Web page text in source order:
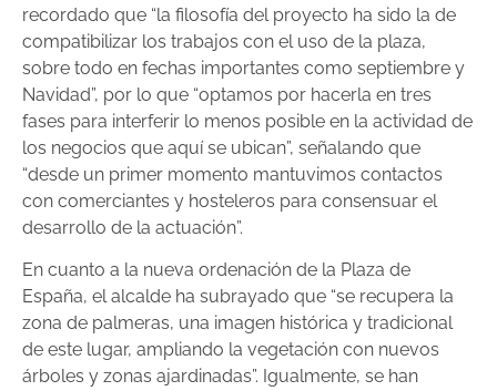
recordado que “la filosofía del proyecto ha sido la de
compatibilizar los trabajos con el uso de la plaza,
sobre todo en fechas importantes como septiembre y
Navidad”, por lo que “optamos por hacerla en tres
fases para interferir lo menos posible en la actividad de
los negocios que aquí se ubican”, señalando que
“desde un primer momento mantuvimos contactos
con comerciantes y hosteleros para consensuar el
desarrollo de la actuación”.
En cuanto a la nueva ordenación de la Plaza de
España, el alcalde ha subrayado que “se recupera la
zona de palmeras, una imagen histórica y tradicional
de este lugar, ampliando la vegetación con nuevos
árboles y zonas ajardinadas”. Igualmente, se han